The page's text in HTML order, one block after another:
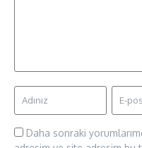
Daha sonraki